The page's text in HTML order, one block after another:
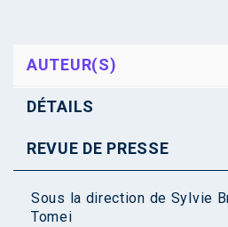
AUTEUR(S)
DÉTAILS
REVUE DE PRESSE
Sous la direction de Sylvie
Tomei